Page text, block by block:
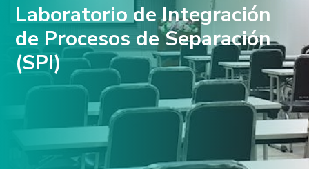
Laboratorio de Integración
de Procesos de Separación
(SPI)